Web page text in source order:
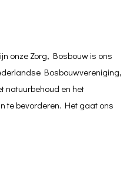
onze Zorg, Bosbouw is ons
Bosbouwvereniging,
natuurbehoud en het
te bevorderen. Het gaat ons